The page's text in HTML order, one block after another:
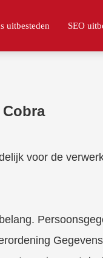
uitbesteden SEO
voor de